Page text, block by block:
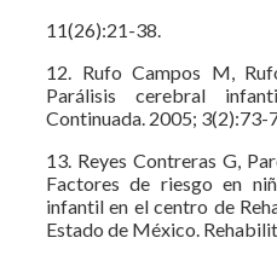
11(26):21-38.
12. Rufo Campos M,
Parálisis cerebral
Continuada. 2005; 3(2):73-
13. Reyes Contreras G,
Factores de riesgo en
infantil en el centro de
Estado de México.